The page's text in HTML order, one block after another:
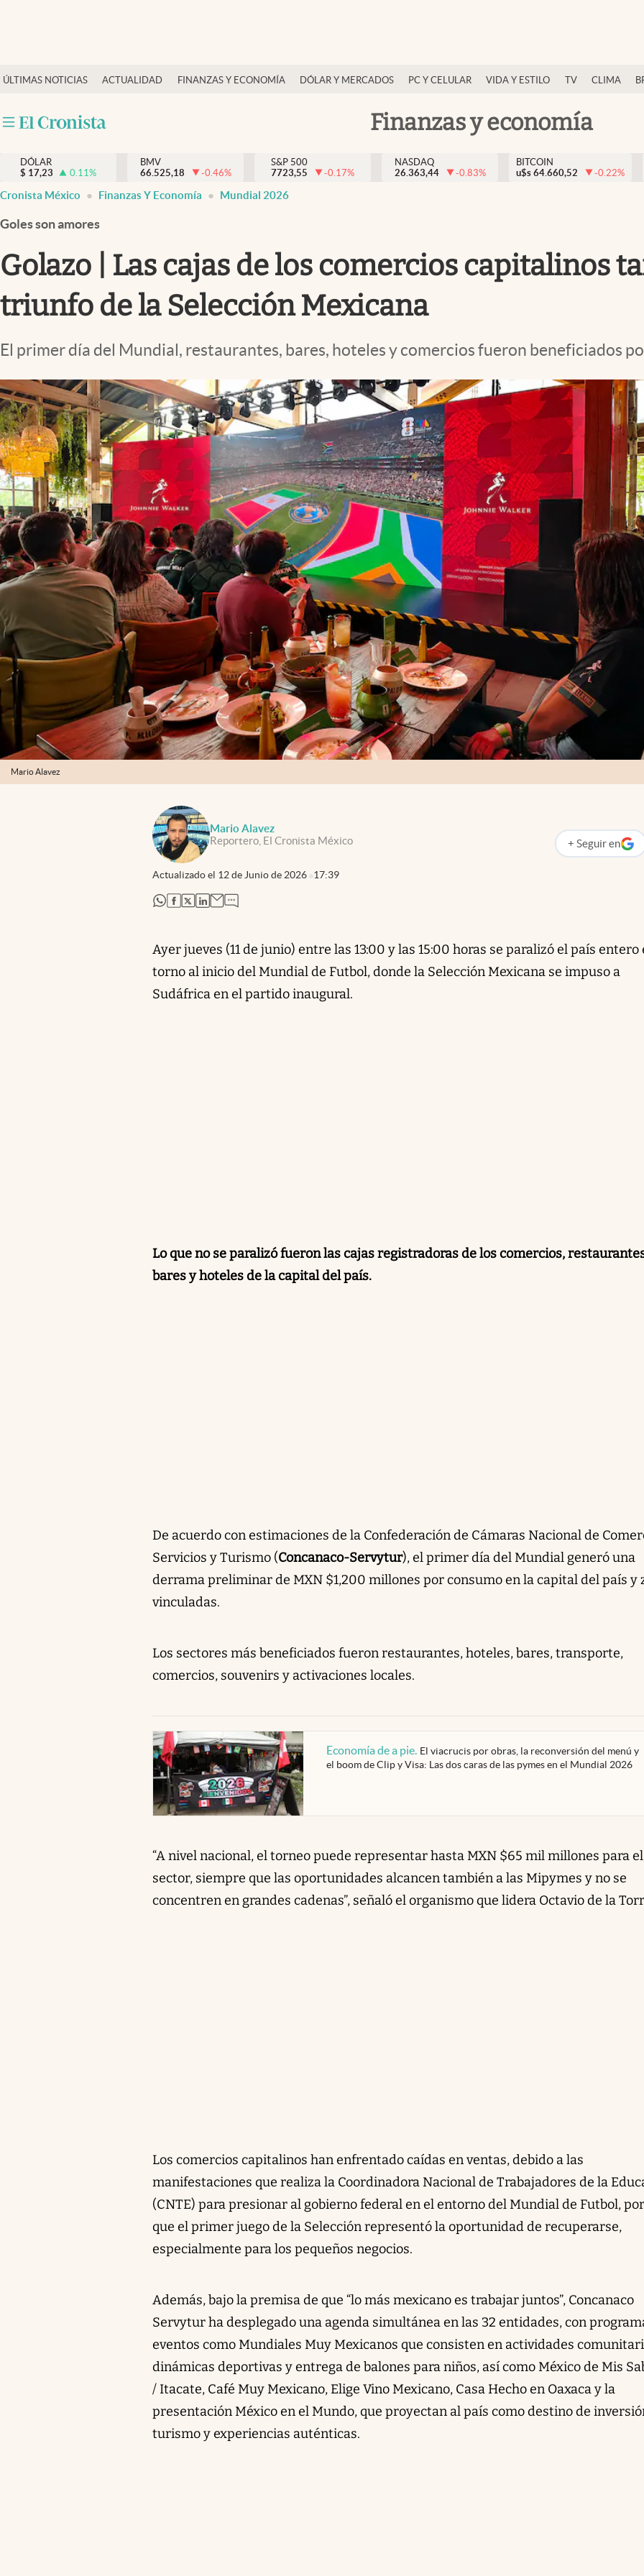
ÚLTIMAS NOTICIAS ACTUALIDAD FINANZAS Y ECONOMÍA DÓLAR Y MERCADOS PC Y CELULAR VIDA Y ESTILO TV CLIMA
Finanzas y economía
Actualidad
Internacionales
Opinión
Brand Strategy
Vida y estilo
Tv
Espiritualidad
Mediakit
abre en nueva pestaña
DÓLAR
$ 17,23 0.11%
BMV
66.525,18
-0.46%
S&P 500
7723,55
-0.17%
NASDAQ
26.363,44
-0.83%
BITCOIN
u$s 64.660,52 -0.22%
Cronista México Finanzas Y Economía Mundial 2026
Goles son amores
Golazo | Las cajas de los comercios capitalinos
triunfo de la Selección Mexicana
El primer día del Mundial, restaurantes, bares, hoteles y comercios fueron beneficiados
Mario Alavez
Mario Alavez
Reportero, El Cronista México
Actualizado el 12 de Junio de 2026 17:39
+ Seguir en
abre en nueva
abre en nueva pestaña
abre en nueva pestaña
abre en nueva pestaña
abre en nueva pestaña
Ayer jueves (11 de junio) entre las 13:00 y las 15:00 horas se paralizó el país entero
torno al inicio del Mundial de Futbol, donde la Selección Mexicana se impuso a
Sudáfrica en el partido inaugural.
Lo que no se paralizó fueron las cajas registradoras de los comercios,
bares y hoteles de la capital del país.
De acuerdo con estimaciones de la Confederación de Cámaras Nacional de
Servicios y Turismo (Concanaco-Servytur), el primer día del Mundial generó una
derrama preliminar de MXN $1,200 millones por consumo en la capital del país y
vinculadas.
Los sectores más beneficiados fueron restaurantes, hoteles, bares, transporte,
comercios, souvenirs y activaciones locales.
Economía de a pie. El viacrucis por obras, la reconversión del menú y
el boom de Clip y Visa: Las dos caras de las pymes en el Mundial 2026
abre en nueva pestaña
“A nivel nacional, el torneo puede representar hasta MXN $65 mil millones para el
sector, siempre que las oportunidades alcancen también a las Mipymes y no se
concentren en grandes cadenas”, señaló el organismo que lidera Octavio de la
Los comercios capitalinos han enfrentado caídas en ventas, debido a las
manifestaciones que realiza la Coordinadora Nacional de Trabajadores de la
(CNTE) para presionar al gobierno federal en el entorno del Mundial de Futbol,
que el primer juego de la Selección representó la oportunidad de recuperarse,
especialmente para los pequeños negocios.
Además, bajo la premisa de que “lo más mexicano es trabajar juntos”, Concanaco
Servytur ha desplegado una agenda simultánea en las 32 entidades, con
eventos como Mundiales Muy Mexicanos que consisten en actividades
dinámicas deportivas y entrega de balones para niños, así como México de Mis
/ Itacate, Café Muy Mexicano, Elige Vino Mexicano, Casa Hecho en Oaxaca y la
presentación México en el Mundo, que proyectan al país como destino de
turismo y experiencias auténticas.